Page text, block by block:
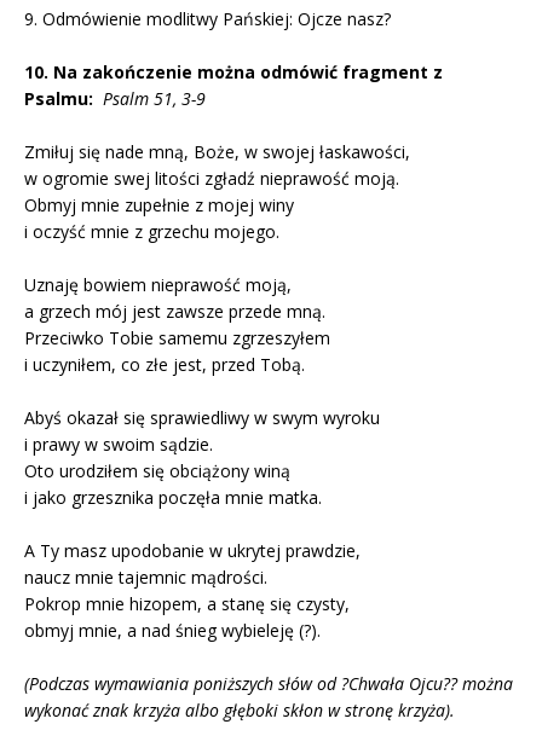
9. Odmówienie modlitwy Pańskiej: Ojcze nasz?
10. Na zakończenie można odmówić fragment z
Psalmu: Psalm 51, 3-9
Zmiłuj się nade mną, Boże, w swojej łaskawości,
w ogromie swej litości zgładź nieprawość moją.
Obmyj mnie zupełnie z mojej winy
i oczyść mnie z grzechu mojego.
Uznaję bowiem nieprawość moją,
a grzech mój jest zawsze przede mną.
Przeciwko Tobie samemu zgrzeszyłem
i uczyniłem, co złe jest, przed Tobą.
Abyś okazał się sprawiedliwy w swym wyroku
i prawy w swoim sądzie.
Oto urodziłem się obciążony winą
i jako grzesznika poczęła mnie matka.
A Ty masz upodobanie w ukrytej prawdzie,
naucz mnie tajemnic mądrości.
Pokrop mnie hizopem, a stanę się czysty,
obmyj mnie, a nad śnieg wybieleję (?).
(Podczas wymawiania poniższych słów od ?Chwała Ojcu?? można
wykonać znak krzyża albo głęboki skłon w stronę krzyża).